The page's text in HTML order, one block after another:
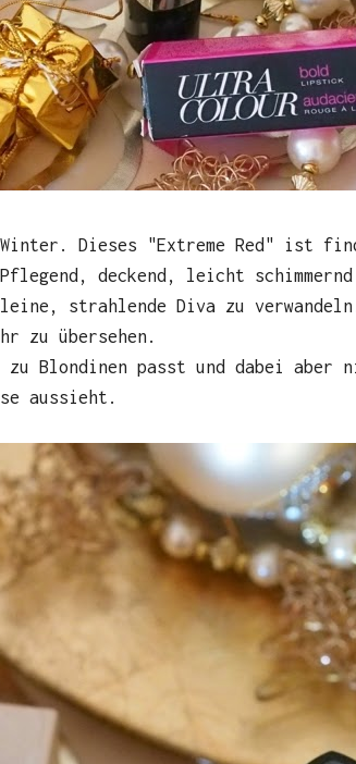
Dieses "Extreme Red" ist
deckend, leicht
strahlende Diva zu
zu übersehen.
Blondinen passt und dabei aber
aussieht.